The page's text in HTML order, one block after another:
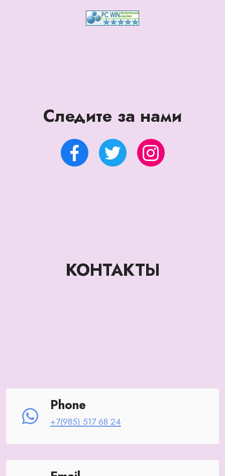
Следите за нами
КОНТАКТЫ
Phone
+7(985) 517 68 24